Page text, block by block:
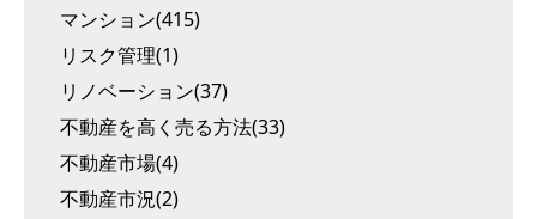
マンション(415)
リスク管理(1)
リノベーション(37)
不動産を高く売る方法(33)
不動産市場(4)
不動産市況(2)